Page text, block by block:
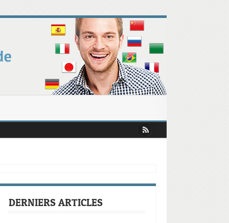
Révèlent les Tendances Clés !
votre CPF augmente
en Europe : ce que révèle le rapport Draghi
DERNIERS ARTICLES